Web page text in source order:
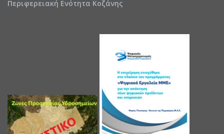
Περιφερειακή Ενότητα Κοζάνης